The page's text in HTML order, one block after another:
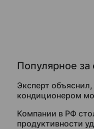
Популярное за
Эксперт
кондиционером
Компании в РФ
продуктивности